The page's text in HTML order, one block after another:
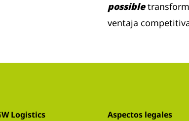
possible
ventaja
Logistics Aspectos legales